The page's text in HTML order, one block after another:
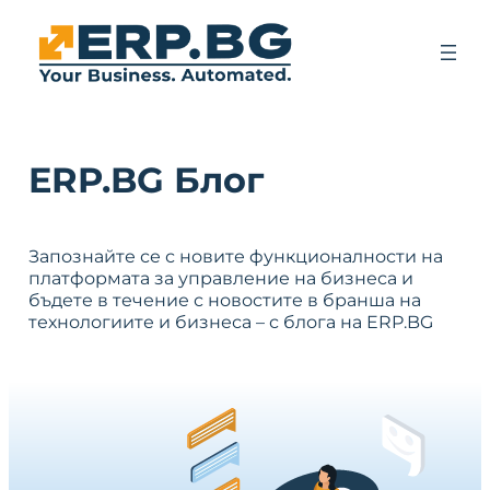
ERP.BG Блог
Запознайте се с новите функционалности на
платформата за управление на бизнеса и
бъдете в течение с новостите в бранша на
технологиите и бизнеса – с блога на ERP.BG